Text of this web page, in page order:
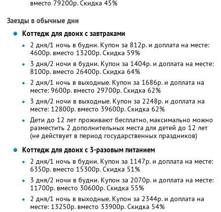
вместо 79200р. Скидка 45%
Заезды в обычные дни
Коттедж для двоих с завтраками
2 дня/1 ночь в будни. Купон за 812р. и доплата на месте:
4600р. вместо 13200р. Скидка 59%
3 дня/2 ночи в будни. Купон за 1404р. и доплата на месте:
8100р. вместо 26400р. Скидка 64%
2 дня/1 ночь в выходные. Купон за 1686р. и доплата на
месте: 9600р. вместо 29700р. Скидка 62%
3 дня/2 ночи в выходные. Купон за 2248р. и доплата на
месте: 12800р. вместо 39600р. Скидка 62%
Дети до 12 лет проживают бесплатно, максимально можно
разместить 2 дополнительных места для детей до 12 лет
(не действует в период государственных праздников)
Коттедж для двоих с 3-разовым питанием
2 дня/1 ночь в будни. Купон за 1147р. и доплата на месте:
6350р. вместо 15300р. Скидка 51%
3 дня/2 ночи в будни. Купон за 2070р. и доплата на месте:
11700р. вместо 30600р. Скидка 55%
2 дня/1 ночь в выходные. Купон за 2344р. и доплата на
месте: 13250р. вместо 33900р. Скидка 54%